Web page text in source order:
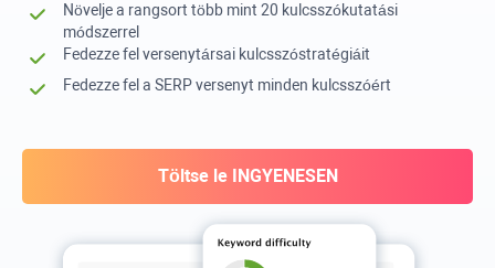
Növelje a rangsort több mint 20 kulcsszókutatási
módszerrel
Fedezze fel versenytársai kulcsszóstratégiáit
Fedezze fel a SERP versenyt minden kulcsszóért
Töltse le INGYENESEN